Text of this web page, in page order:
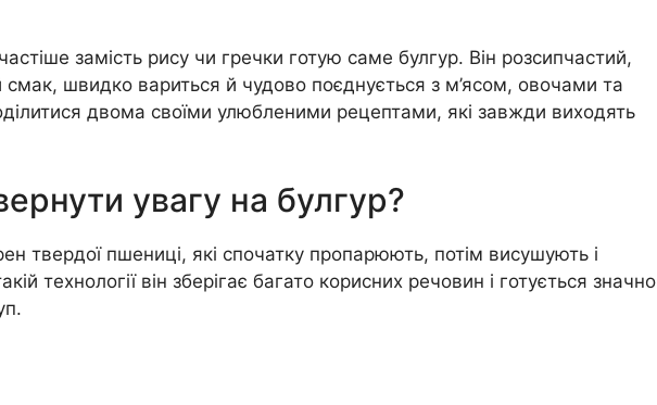
замість рису чи гречки готую саме булгур. Він розсипчастий,
смак, швидко вариться й чудово поєднується з м’ясом, овочами та
двома своїми улюбленими рецептами, які завжди виходять
увагу на булгур?
твердої пшениці, які спочатку пропарюють, потім висушують і
технології він зберігає багато корисних речовин і готується значно